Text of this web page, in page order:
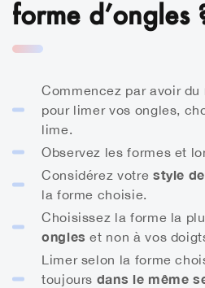
forme d’ongles
Commencez par avoir du
pour limer vos ongles,
lime.
Observez les formes et
Considérez votre style
la forme choisie.
Choisissez la forme la
ongles et non à vos
Limer selon la forme
toujours dans le même